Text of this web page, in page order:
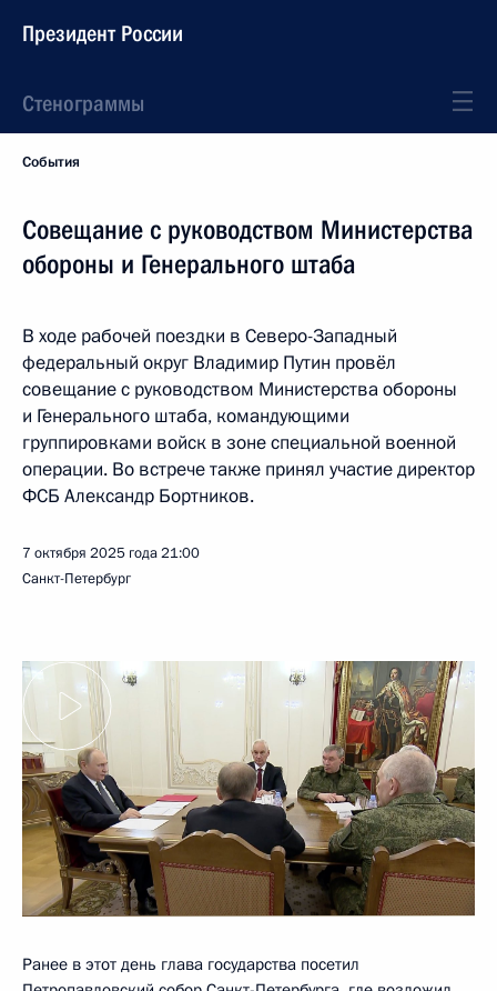
Президент России
Стенограммы
События
Совещание с руководством Министерства
обороны и Генерального штаба
В ходе рабочей поездки в Северо-Западный
федеральный округ Владимир Путин провёл
совещание с руководством Министерства обороны
и Генерального штаба, командующими
группировками войск в зоне специальной военной
операции. Во встрече также принял участие директор
ФСБ Александр Бортников.
7 октября 2025 года21:00
Санкт-Петербург
Ранее в этот день глава государства посетил